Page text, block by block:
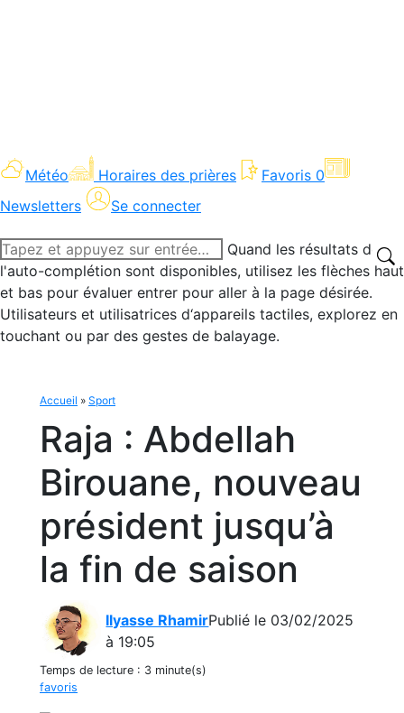
Météo Horaires des prières Favoris 0
Newsletters
Se connecter
Recherche
:
Quand les résultats de
l'auto-complétion sont disponibles, utilisez les flèches haut
et bas pour évaluer entrer pour aller à la page désirée.
Utilisateurs et utilisatrices d‘appareils tactiles, explorez en
touchant ou par des gestes de balayage.
Accueil » Sport
Raja : Abdellah
Birouane, nouveau
président jusqu’à
la fin de saison
Ilyasse RhamirPublié le 03/02/2025
à 19:05
Temps de lecture : 3 minute(s)
favoris